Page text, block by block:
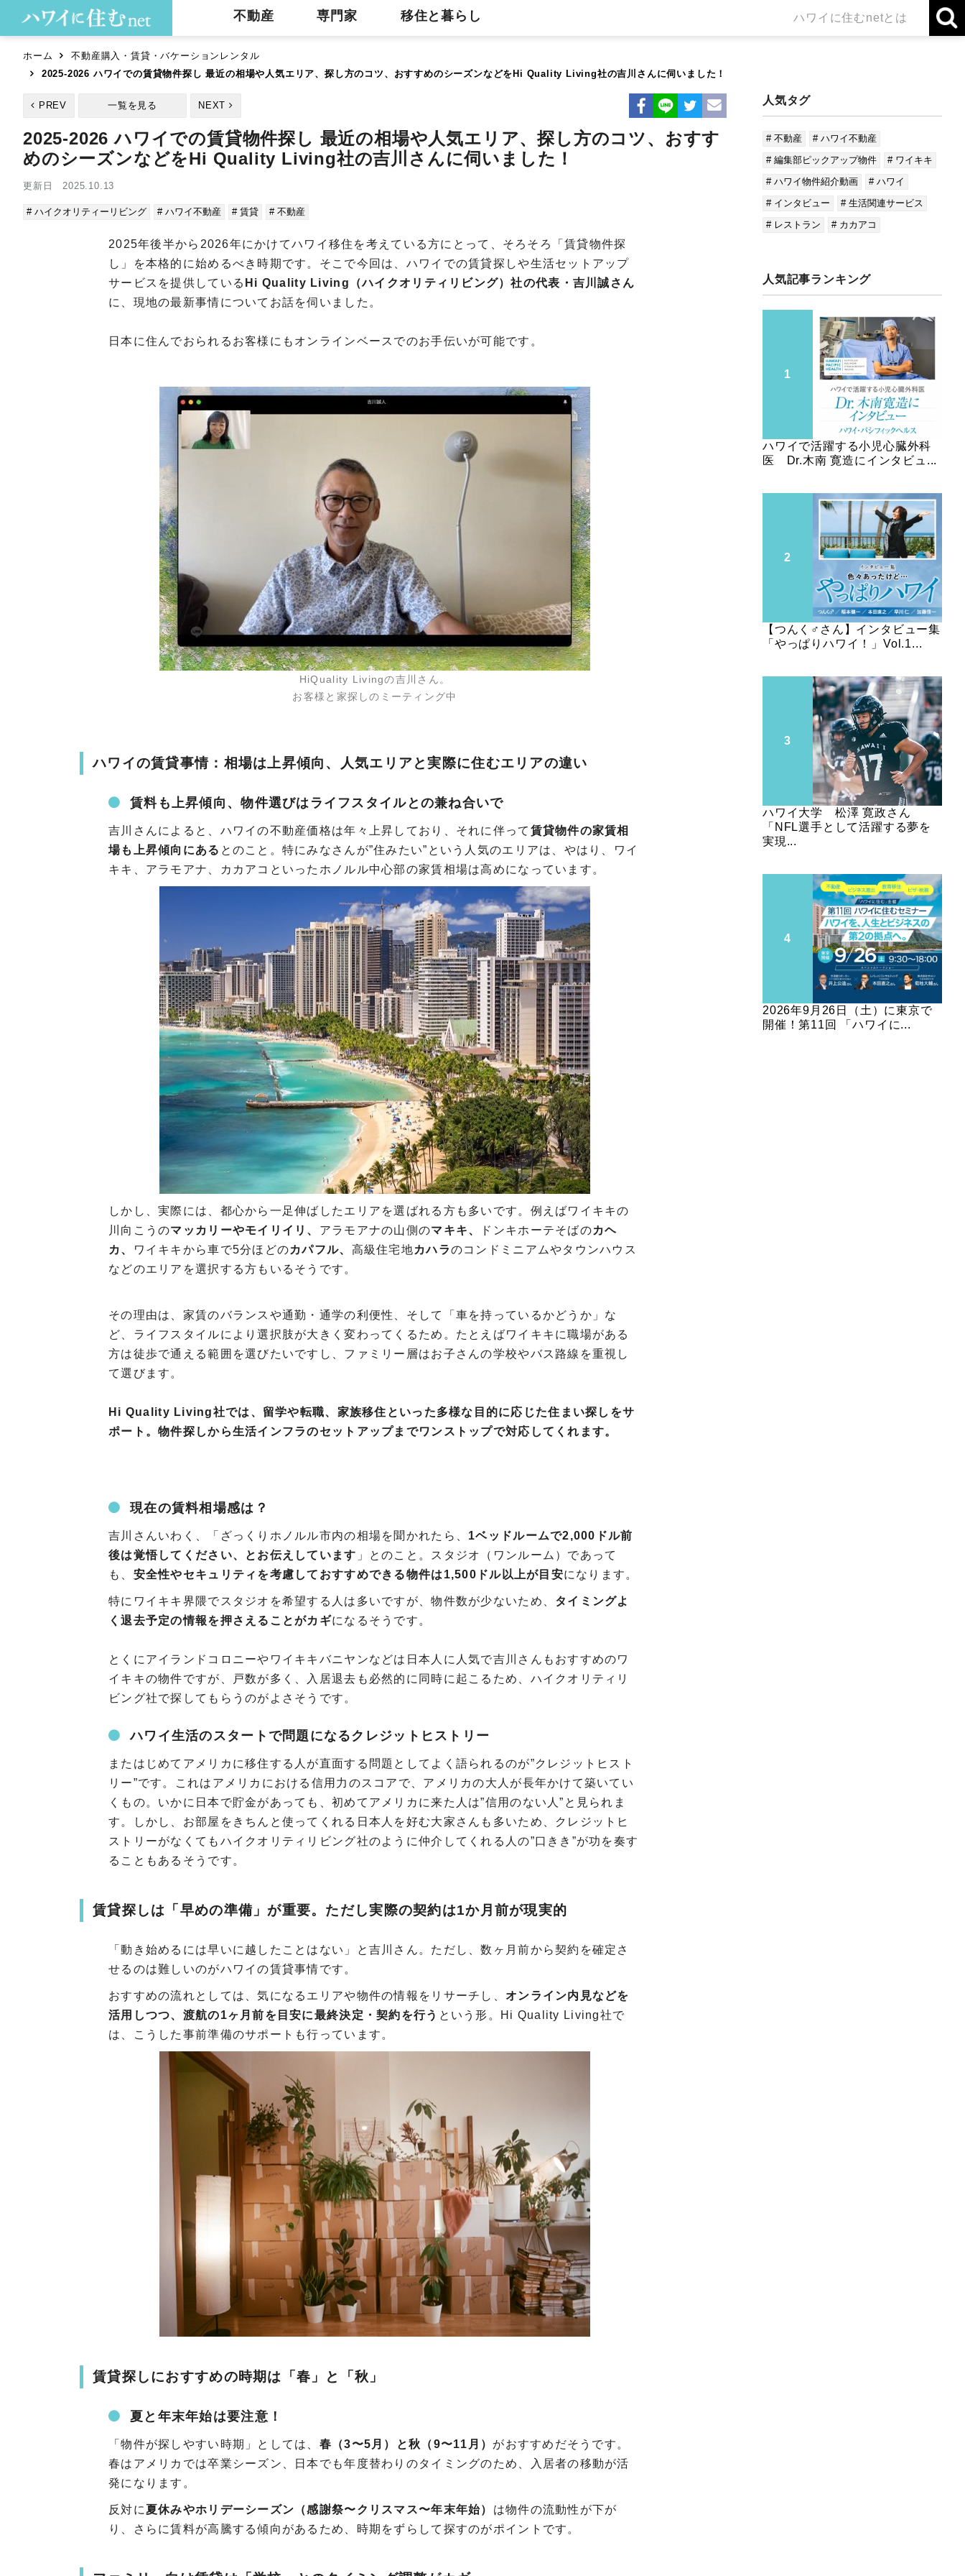
不動産 専門家 移住と暮らし ハワイに住むnetとは
ホーム
不動産購入・賃貸・バケーションレンタル
2025-2026 ハワイでの賃貸物件探し 最近の相場や人気エリア、探し方のコツ、おすすめのシーズンなどをHi Quality Living社の吉川さんに伺いました！
PREV 一覧を見る NEXT
2025-2026 ハワイでの賃貸物件探し 最近の相場や人気エリア、探し方のコツ、おすす
めのシーズンなどをHi Quality Living社の吉川さんに伺いました！
更新日 2025.10.13
# ハイクオリティーリビング # ハワイ不動産 # 賃貸 # 不動産
2025年後半から2026年にかけてハワイ移住を考えている方にとって、そろそろ「賃貸物件探
し」を本格的に始めるべき時期です。そこで今回は、ハワイでの賃貸探しや生活セットアップ
サービスを提供している Hi Quality Living（ハイクオリティリビング）社の代表・吉川誠さん
に、現地の最新事情についてお話を伺いました。
日本に住んでおられるお客様にもオンラインベースでのお手伝いが可能です。
HiQuality Livingの吉川さん。
お客様と家探しのミーティング中
ハワイの賃貸事情：相場は上昇傾向、人気エリアと実際に住むエリアの違い
賃料も上昇傾向、物件選びはライフスタイルとの兼ね合いで
吉川さんによると、ハワイの不動産価格は年々上昇しており、それに伴って 賃貸物件の家賃相
場も上昇傾向にある とのこと。特にみなさんが”住みたい”という人気のエリアは、やはり、ワイ
キキ、アラモアナ、カカアコといったホノルル中心部の家賃相場は高めになっています。
しかし、実際には、都心から一足伸ばしたエリアを選ばれる方も多いです。例えばワイキキの
川向こうのマッカリーやモイリイリ、 アラモアナの山側のマキキ、 ドンキホーテそばのカヘ
カ、
ワイキキから車で5分ほどのカパフル、 高級住宅地カハラのコンドミニアムやタウンハウス
などのエリアを選択する方もいるそうです。
その理由は、家賃のバランスや通勤・通学の利便性、そして「車を持っているかどうか」な
ど、ライフスタイルにより選択肢が大きく変わってくるため。たとえばワイキキに職場がある
方は徒歩で通える範囲を選びたいですし、ファミリー層はお子さんの学校やバス路線を重視し
て選びます。
Hi Quality Living社では、留学や転職、家族移住といった多様な目的に応じた住まい探しをサ
ポート。物件探しから生活インフラのセットアップまでワンストップで対応してくれます。
現在の賃料相場感は？
吉川さんいわく、「ざっくりホノルル市内の相場を聞かれたら、 1ベッドルームで2,000ドル前
後は覚悟してください、とお伝えしています 」とのこと。スタジオ（ワンルーム）であって
も、 安全性やセキュリティを考慮しておすすめできる物件は1,500ドル以上が目安になります。
特にワイキキ界隈でスタジオを希望する人は多いですが、物件数が少ないため、 タイミングよ
く退去予定の情報を押さえることがカギになるそうです。
とくにアイランドコロニーやワイキキバニヤンなどは日本人に人気で吉川さんもおすすめのワ
イキキの物件ですが、戸数が多く、入居退去も必然的に同時に起こるため、ハイクオリティリ
ビング社で探してもらうのがよさそうです。
ハワイ生活のスタートで問題になるクレジットヒストリー
またはじめてアメリカに移住する人が直面する問題としてよく語られるのが”クレジットヒスト
リー”です。これはアメリカにおける信用力のスコアで、アメリカの大人が長年かけて築いてい
くもの。いかに日本で貯金があっても、初めてアメリカに来た人は”信用のない人”と見られま
す。しかし、お部屋をきちんと使ってくれる日本人を好む大家さんも多いため、クレジットヒ
ストリーがなくてもハイクオリティリビング社のように仲介してくれる人の”口きき”が功を奏す
ることもあるそうです。
賃貸探しは「早めの準備」が重要。ただし実際の契約は1か月前が現実的
「動き始めるには早いに越したことはない」と吉川さん。ただし、数ヶ月前から契約を確定さ
せるのは難しいのがハワイの賃貸事情です。
おすすめの流れとしては、気になるエリアや物件の情報をリサーチし、 オンライン内見などを
活用しつつ、渡航の1ヶ月前を目安に最終決定・契約を行う という形。Hi Quality Living社で
は、こうした事前準備のサポートも行っています。
賃貸探しにおすすめの時期は「春」と「秋」
夏と年末年始は要注意！
「物件が探しやすい時期」としては、 春（3〜5月）と秋（9〜11月） がおすすめだそうです。
春はアメリカでは卒業シーズン、日本でも年度替わりのタイミングのため、入居者の移動が活
発になります。
反対に夏休みやホリデーシーズン（感謝祭〜クリスマス〜年末年始） は物件の流動性が下が
り、さらに賃料が高騰する傾向があるため、時期をずらして探すのがポイントです。
人気タグ
# 不動産
# ハワイ不動産
# 編集部ピックアップ物件
# ワイキキ
# ハワイ物件紹介動画
# ハワイ
# インタビュー
# 生活関連サービス
# レストラン
# カカアコ
人気記事ランキング
ハワイで活躍する小児心臓外科
医 Dr.木南 寛造にインタビュ...
【つんく♂さん】インタビュー集
「やっぱりハワイ！」Vol.1...
ハワイ大学 松澤 寛政さん
「NFL選手として活躍する夢を
実現...
2026年9月26日（土）に東京で
開催！第11回 「ハワイに...